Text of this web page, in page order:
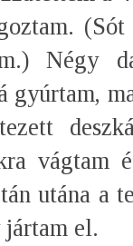
Négy
gyúrtam,
vágtam
utána a
el.